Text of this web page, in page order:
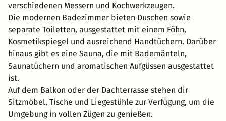
verschiedenen Messern und Kochwerkzeugen.
Die modernen Badezimmer bieten Duschen sowie
separate Toiletten, ausgestattet mit einem Föhn,
Kosmetikspiegel und ausreichend Handtüchern. Darüber
hinaus gibt es eine Sauna, die mit Bademänteln,
Saunatüchern und aromatischen Aufgüssen ausgestattet
ist.
Auf dem Balkon oder der Dachterrasse stehen dir
Sitzmöbel, Tische und Liegestühle zur Verfügung, um die
Umgebung in vollen Zügen zu genießen.